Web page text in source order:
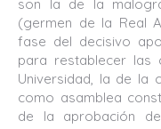
son la de la
(germen de la Real
fase del decisivo
para restablecer las
Universidad, la de la
como asamblea
de la aprobación